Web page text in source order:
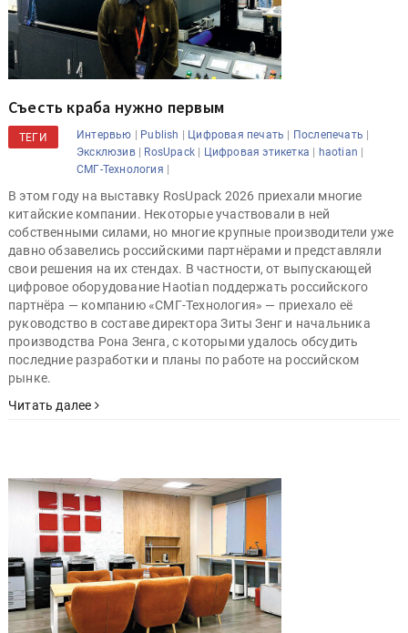
Съесть краба нужно первым
ТЕГИ Интервью | Publish | Цифровая печать | Послепечать |
Эксклюзив| RosUpack | Цифровая этикетка | haotian |
СМГ-Технология |
В этом году на выставку RosUpack 2026 приехали многие
китайские компании. Некоторые участвовали в ней
собственными силами, но многие крупные производители уже
давно обзавелись российскими партнёрами и представляли
свои решения на их стендах. В частности, от выпускающей
цифровое оборудование Haotian поддержать российского
партнёра — компанию «СМГ-Технология» — приехало её
руководство в составе директора Зиты Зенг и начальника
производства Рона Зенга, с которыми удалось обсудить
последние разработки и планы по работе на российском
рынке.
Читать далее